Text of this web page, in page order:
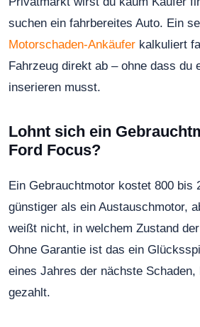
suchen ein fahrbereites Auto. Ein
Motorschaden-Ankäuferkalkuliert
Fahrzeug direkt ab – ohne dass du
inserieren musst.
Lohnt sich ein
Ford Focus?
Ein Gebrauchtmotor kostet 800 bis
günstiger als ein Austauschmotor,
weißt nicht, in welchem Zustand
Ohne Garantie ist das ein
eines Jahres der nächste Schaden,
gezahlt.